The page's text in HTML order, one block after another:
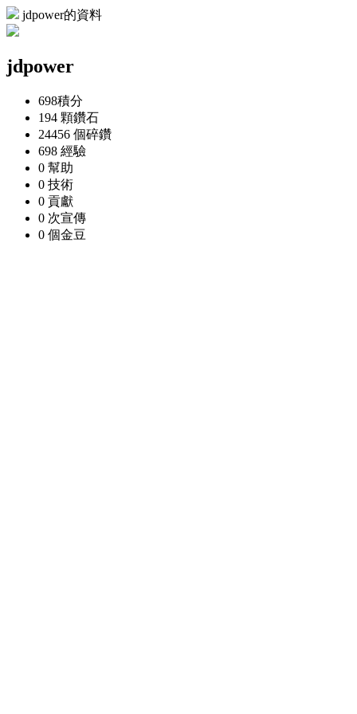
jdpower的資料
jdpower
698積分
194 顆鑽石
24456 個碎鑽
698 經驗
0 幫助
0 技術
0 貢獻
0 次宣傳
0 個金豆